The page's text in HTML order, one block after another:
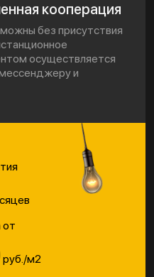
кооперация
без присутствия
осуществляется
и
от
руб./м2